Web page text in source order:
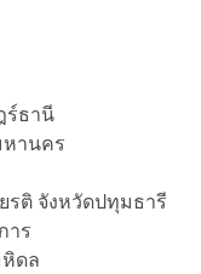
ร์ธานี
หานคร
รติ จังหวัดปทุมธารี
าร
ดล